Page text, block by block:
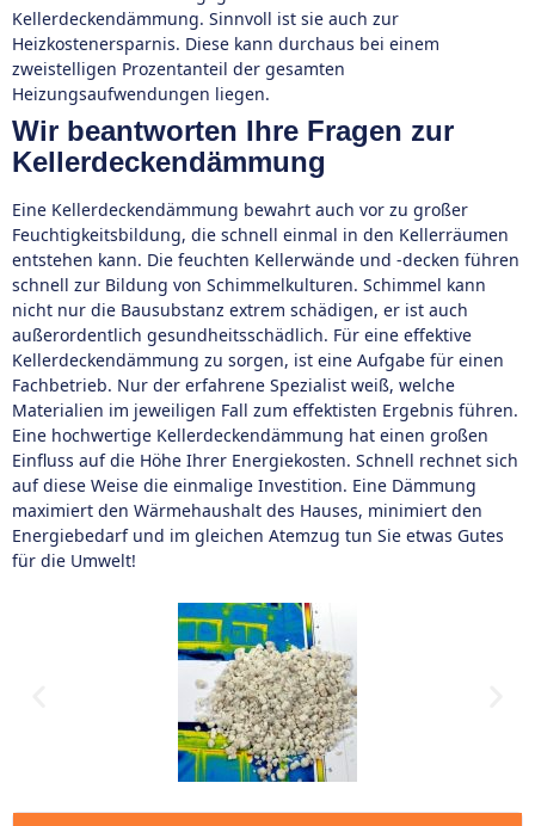
Kellerdeckendämmung. Sinnvoll ist sie auch zur
Heizkostenersparnis. Diese kann durchaus bei einem
zweistelligen Prozentanteil der gesamten
Heizungsaufwendungen liegen.
Wir beantworten Ihre Fragen zur
Kellerdeckendämmung
Eine Kellerdeckendämmung bewahrt auch vor zu großer
Feuchtigkeitsbildung, die schnell einmal in den Kellerräumen
entstehen kann. Die feuchten Kellerwände und -decken führen
schnell zur Bildung von Schimmelkulturen. Schimmel kann
nicht nur die Bausubstanz extrem schädigen, er ist auch
außerordentlich gesundheitsschädlich. Für eine effektive
Kellerdeckendämmung zu sorgen, ist eine Aufgabe für einen
Fachbetrieb. Nur der erfahrene Spezialist weiß, welche
Materialien im jeweiligen Fall zum effektisten Ergebnis führen.
Eine hochwertige Kellerdeckendämmung hat einen großen
Einfluss auf die Höhe Ihrer Energiekosten. Schnell rechnet sich
auf diese Weise die einmalige Investition. Eine Dämmung
maximiert den Wärmehaushalt des Hauses, minimiert den
Energiebedarf und im gleichen Atemzug tun Sie etwas Gutes
für die Umwelt!